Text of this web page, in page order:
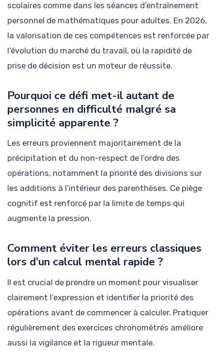
scolaires comme dans les séances d’entraînement
personnel de mathématiques pour adultes. En 2026,
la valorisation de ces compétences est renforcée par
l’évolution du marché du travail, où la rapidité de
prise de décision est un moteur de réussite.
Pourquoi ce défi met-il autant de
personnes en difficulté malgré sa
simplicité apparente ?
Les erreurs proviennent majoritairement de la
précipitation et du non-respect de l’ordre des
opérations, notamment la priorité des divisions sur
les additions à l’intérieur des parenthèses. Ce piège
cognitif est renforcé par la limite de temps qui
augmente la pression.
Comment éviter les erreurs classiques
lors d’un calcul mental rapide ?
Il est crucial de prendre un moment pour visualiser
clairement l’expression et identifier la priorité des
opérations avant de commencer à calculer. Pratiquer
régulièrement des exercices chronométrés améliore
aussi la vigilance et la rigueur mentale.